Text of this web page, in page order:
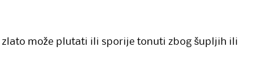
zlato može plutati ili sporije tonuti zbog šupljih ili